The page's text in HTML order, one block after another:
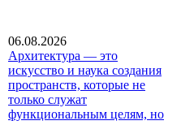
06.08.2026
Архитектура — это
искусство и наука создания
пространств, которые не
только служат
функциональным целям, но